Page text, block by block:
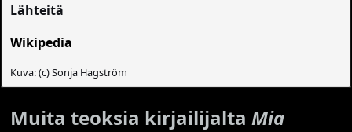
Lähteitä
Wikipedia
Kuva: (c) Sonja Hagström
Muita teoksia kirjailijaltaMia